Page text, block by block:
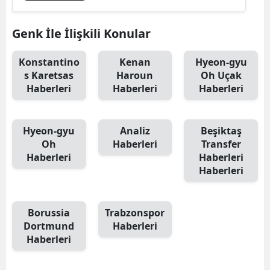
Genk İle İlişkili Konular
Konstantino
s Karetsas
Haberleri
Kenan
Haroun
Haberleri
Hyeon-gyu
Oh Uçak
Haberleri
Hyeon-gyu
Oh
Haberleri
Analiz
Haberleri
Beşiktaş
Transfer
Haberleri
Haberleri
Borussia
Dortmund
Haberleri
Trabzonspor
Haberleri